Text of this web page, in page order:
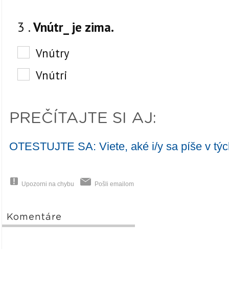
PREČÍTAJTE SI AJ:
OTESTUJTE SA: Viete, aké i/y sa píše v
Upozorni na chybu Pošli emailom
Komentáre